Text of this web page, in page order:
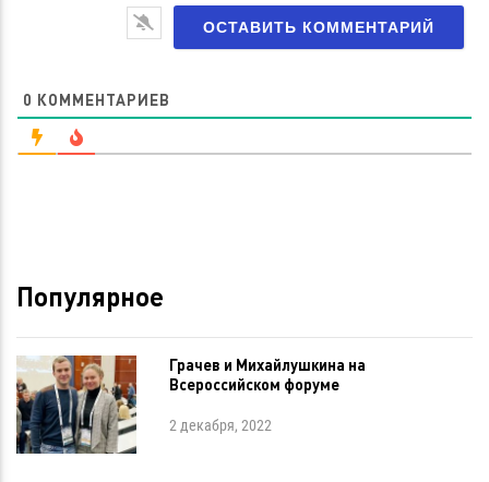
0 КОММЕНТАРИЕВ
Популярное
Грачев и Михайлушкина на
Всероссийском форуме
2 декабря, 2022